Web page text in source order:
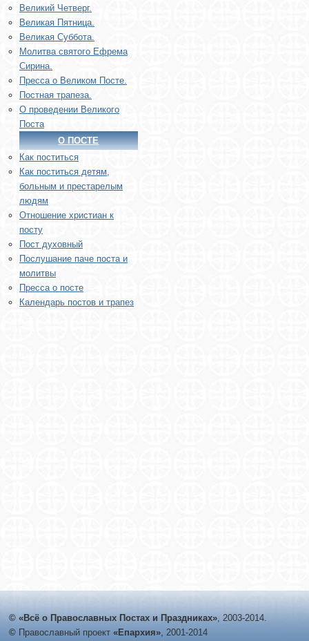
Великий Четверг.
Великая Пятница.
Великая Суббота.
Молитва святого Ефрема
Сирина.
Пресса о Великом Посте.
Постная трапеза.
О проведении Великого
Поста
О ПОСТЕ
Как поститься
Как поститься детям,
больным и престарелым
людям
Отношение христиан к
посту
Пост духовный
Послушание паче поста и
молитвы
Пресса о посте
Календарь постов и трапез
© «Всё о Православных Постах и Праздниках», 2003-2014.
© Православный проект «Епархия», 2001-2014